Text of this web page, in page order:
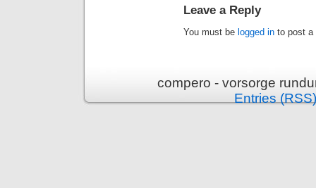
Leave a Reply
You must be logged in to post a
compero - vorsorge
Entries (RSS)